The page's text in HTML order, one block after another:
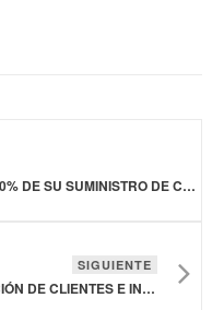
NESCAFÉ OBTIENE MÁS DEL 50% DE SU SUMINISTRO DE CAFÉ DE AGRICULTORES QUE ADOPTEN PRÁCTICAS DE AGRICULTURA REGENERATIVA
SIGUIENTE
ADM AMPLÍA SU CENTRO DE CREACIÓN DE CLIENTES E INNOVACIÓN EN HUNGRÍA PARA APOYAR EL DESARROLLO DE BEBIDAS